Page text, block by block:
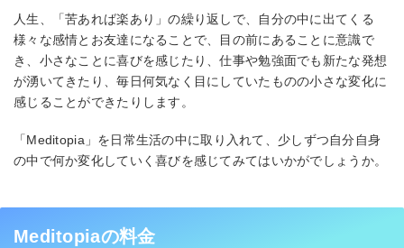
人生、「苦あれば楽あり」の繰り返しで、自分の中に出てくる
様々な感情とお友達になることで、目の前にあることに意識で
き、小さなことに喜びを感じたり、仕事や勉強面でも新たな発想
が湧いてきたり、毎日何気なく目にしていたものの小さな変化に
感じることができたりします。
「Meditopia」を日常生活の中に取り入れて、少しずつ自分自身
の中で何か変化していく喜びを感じてみてはいかがでしょうか。
Meditopiaの料金